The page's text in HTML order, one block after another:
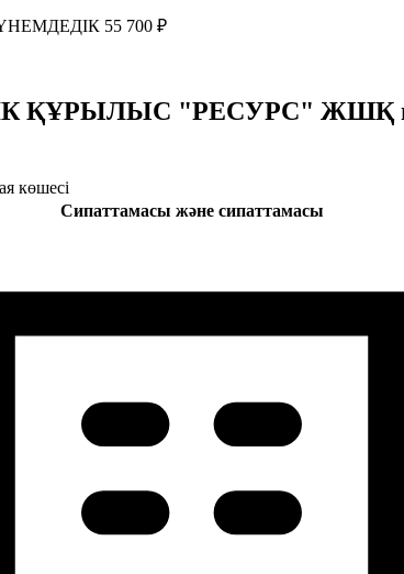
55 700 ₽
"РЕСУРС" ЖШҚ
көшесі
Сипаттамасы және сипаттамасы